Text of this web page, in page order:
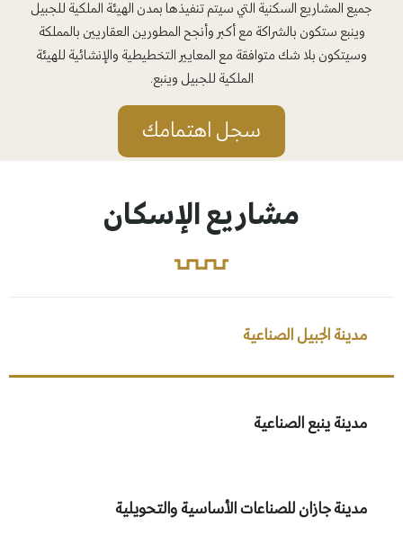
جميع المشاريع السكنية التي سيتم تنفيذها بمدن الهيئة الملكية للجبيل
وينبع ستكون بالشراكة مع أكبر وأنجح المطورين العقاريين بالمملكة
وسيتكون بلا شك متوافقة مع المعايير التخطيطية والإنشائية للهيئة
الملكية للجبيل وينبع.
سجل اهتمامك
مشاريع الإسكان
مدينة الجبيل الصناعية
مدينة ينبع الصناعية
مدينة جازان للصناعات الأساسية والتحويلية